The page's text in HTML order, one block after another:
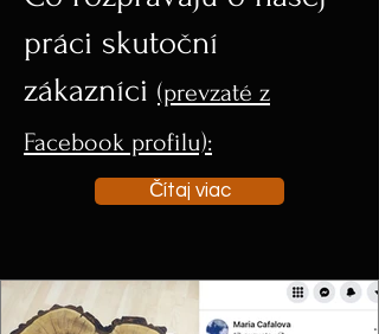
práci skutoční
zákazníci (prevzaté z
Facebook profilu):
Čítaj viac